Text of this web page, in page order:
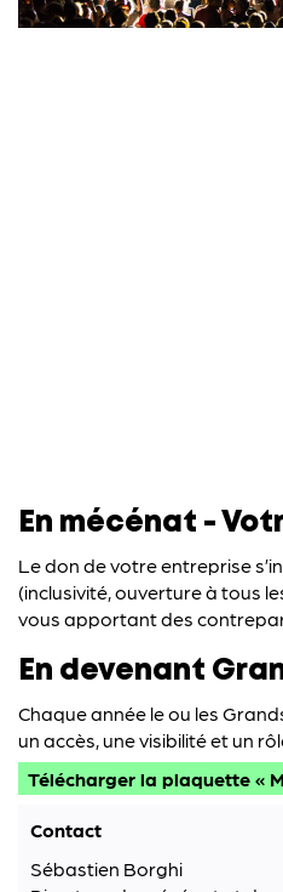
En mécénat -
Le don de votre entreprise
(inclusivité, ouverture à tous
vous apportant des
En devenant
Chaque année le ou les
un accès, une visibilité et un
Télécharger la plaquette «
Contact
Sébastien Borghi